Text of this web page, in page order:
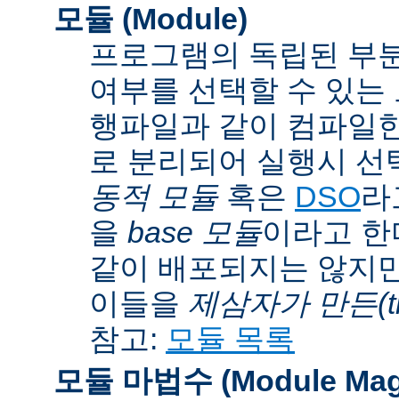
모듈 (Module)
프로그램의 독립된 부
여부를 선택할 수 있
행파일과 같이 컴파일
로 분리되어 실행시
동적 모듈혹은 DSO
을 base 모듈이라고
같이 배포되지는 않지
이들을 제삼자가 만든
참고: 모듈 목록
모듈 마법수 (Module